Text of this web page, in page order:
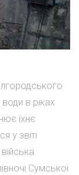
в ріках
їхнє
у звіті
Сумської